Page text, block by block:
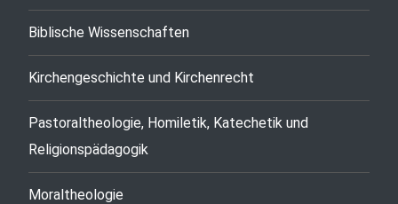
Biblische Wissenschaften
Kirchengeschichte und Kirchenrecht
Pastoraltheologie, Homiletik, Katechetik und
Religionspädagogik
Moraltheologie